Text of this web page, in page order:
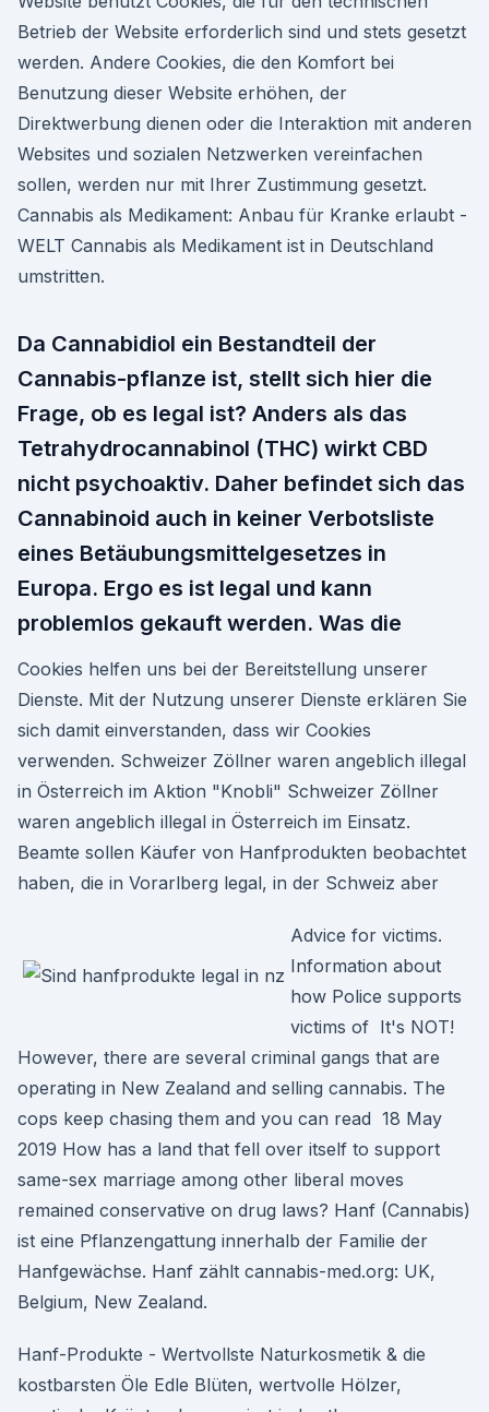
Betrieb der Website erforderlich sind und stets gesetzt
werden. Andere Cookies, die den Komfort bei
Benutzung dieser Website erhöhen, der
Direktwerbung dienen oder die Interaktion mit anderen
Websites und sozialen Netzwerken vereinfachen
sollen, werden nur mit Ihrer Zustimmung gesetzt.
Cannabis als Medikament: Anbau für Kranke erlaubt -
WELT Cannabis als Medikament ist in Deutschland
umstritten.
Da Cannabidiol ein Bestandteil der
Cannabis-pflanze ist, stellt sich hier die
Frage, ob es legal ist? Anders als das
Tetrahydrocannabinol (THC) wirkt CBD
nicht psychoaktiv. Daher befindet sich das
Cannabinoid auch in keiner Verbotsliste
eines Betäubungsmittelgesetzes in
Europa. Ergo es ist legal und kann
problemlos gekauft werden. Was die
Cookies helfen uns bei der Bereitstellung unserer
Dienste. Mit der Nutzung unserer Dienste erklären Sie
sich damit einverstanden, dass wir Cookies
verwenden. Schweizer Zöllner waren angeblich illegal
in Österreich im Aktion "Knobli" Schweizer Zöllner
waren angeblich illegal in Österreich im Einsatz.
Beamte sollen Käufer von Hanfprodukten beobachtet
haben, die in Vorarlberg legal, in der Schweiz aber
Advice for victims.
Information about
how Police supports
victims of It's NOT!
However, there are several criminal gangs that are
operating in New Zealand and selling cannabis. The
cops keep chasing them and you can read 18 May
2019 How has a land that fell over itself to support
same-sex marriage among other liberal moves
remained conservative on drug laws? Hanf (Cannabis)
ist eine Pflanzengattung innerhalb der Familie der
Hanfgewächse. Hanf zählt cannabis-med.org: UK,
Belgium, New Zealand.
Hanf-Produkte - Wertvollste Naturkosmetik & die
kostbarsten Öle Edle Blüten, wertvolle Hölzer,